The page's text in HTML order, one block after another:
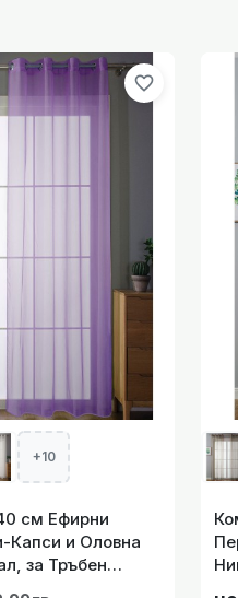
favorite_border
+10
Капси и Оловна
за Тръбен
203322-017
225х140 см Ефирни
225х140 см Ефирни
225х140 см Ефирни